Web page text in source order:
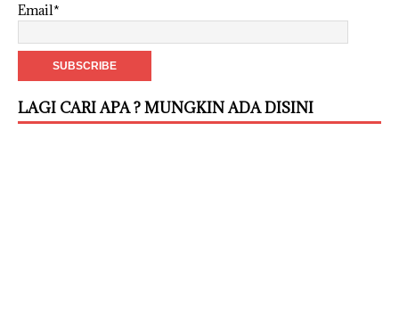
Email*
LAGI CARI APA ? MUNGKIN ADA DISINI